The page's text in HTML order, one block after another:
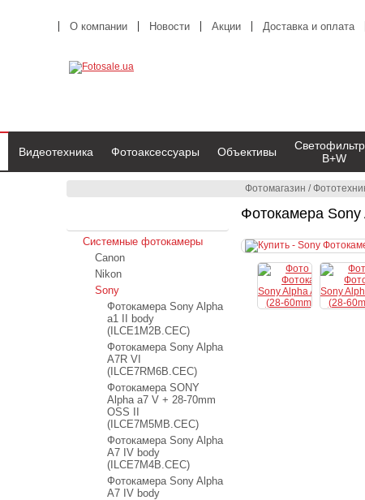
Фотомагазин /
Фотокамера
О компании Новости Акции Доставка и оплата
Видеотехника Фотоаксессуары Объективы
B+W
Системные фотокамеры
Canon
Nikon
Sony
Фотокамера Sony Alpha
a1 II body
(ILCE1M2B.CEC)
Фотокамера Sony Alpha
A7R VI
(ILCE7RM6B.CEC)
Фотокамера SONY
Alpha a7 V + 28-70mm
OSS II
(ILCE7M5MB.CEC)
Фотокамера Sony Alpha
A7 IV body
(ILCE7M4B.CEC)
Фотокамера Sony Alpha
A7 IV body